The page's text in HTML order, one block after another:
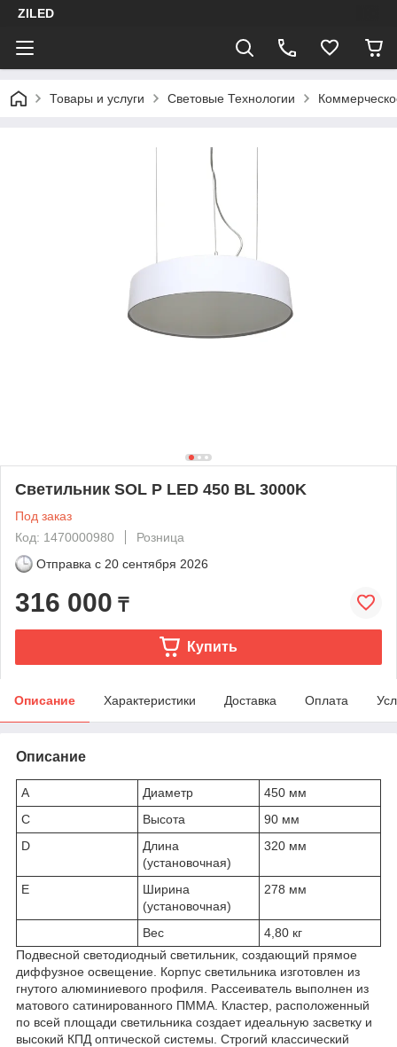
ZILED
Товары и услуги Световые Технологии
Светильник SOL P LED 450 BL 3000K
Под заказ
Код: 1470000980
Розница
Отправка с 20 сентября 2026
316 000 ₸
Купить
Описание Характеристики Доставка Оплата
Описание
A Диаметр
450 мм
C
Высота
90 мм
D
Длина
(установочная)
320 мм
E
Ширина
(установочная)
278 мм
Вес
4,80 кг
Подвесной светодиодный светильник, создающий прямое
диффузное освещение. Корпус светильника изготовлен из
гнутого алюминиевого профиля. Рассеиватель выполнен из
матового сатинированного ПММА. Кластер, расположенный
по всей площади светильника создает идеальную засветку и
высокий КПД оптической системы. Строгий классический